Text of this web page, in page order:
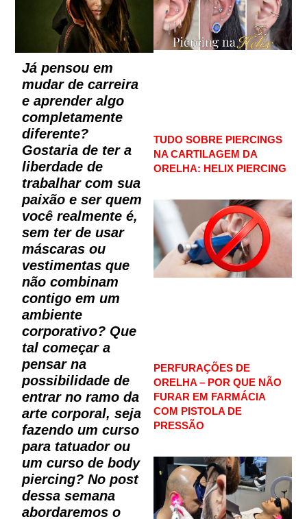
Já pensou em
mudar de carreira
e aprender algo
completamente
diferente?
Gostaria de ter a
liberdade de
trabalhar com sua
paixão e ser quem
você realmente é,
sem ter de usar
máscaras ou
vestimentas que
não combinam
contigo em um
ambiente
corporativo? Que
tal começar a
pensar na
possibilidade de
entrar no ramo da
arte corporal, seja
fazendo um curso
para tatuador ou
um curso de body
piercing? No post
dessa semana
abordaremos o
TUDO SOBRE PIERCINGS
NA CARTILAGEM DA
ORELHA: HELIX PIERCING
PERFURAÇÕES DE
ORELHA – POR QUE NÃO
FURAR EM FARMÁCIA
COM PISTOLA DE
PRESSÃO